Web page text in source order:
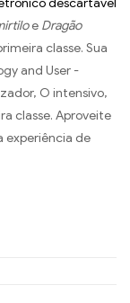
descartável
e Dragão
classe. Sua
and User -
O intensivo,
classe. Aproveite
experiência de